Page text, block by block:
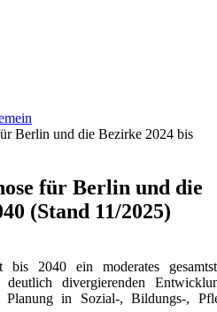
Berlin und die Bezirke 2024 bis
für Berlin und die
(Stand 11/2025)
2040 ein moderates
divergierenden
Planung in Sozial-, Bildungs-,